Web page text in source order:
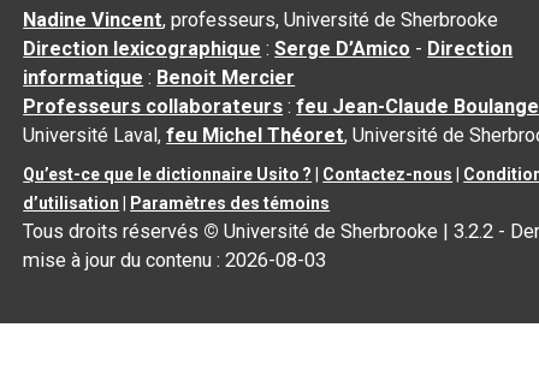
Nadine Vincent, professeurs, Université de Sherbrooke
Direction lexicographique :Serge D’Amico - Direction
informatique : Benoit Mercier
Professeurs collaborateurs :feu Jean-Claude
Université Laval,feu Michel Théoret, Université de
Qu’est-ce que le dictionnaire Usito ? Contactez-nous
d’utilisation
Paramètres des témoins
Tous droits réservés © Université de Sherbrooke |3.2.2 -
mise à jour du contenu :2026-08-03